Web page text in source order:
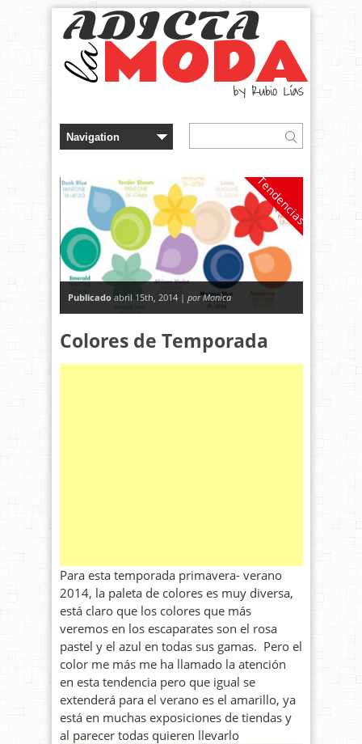
Tendencias
Publicado abril 15th, 2014 | por Monica
Colores de Temporada
Para esta temporada primavera- verano
2014, la paleta de colores es muy diversa,
está claro que los colores que más
veremos en los escaparates son el rosa
pastel y el azul en todas sus gamas. Pero el
color me más me ha llamado la atención
en esta tendencia pero que igual se
extenderá para el verano es el amarillo, ya
está en muchas exposiciones de tiendas y
al parecer todas quieren llevarlo